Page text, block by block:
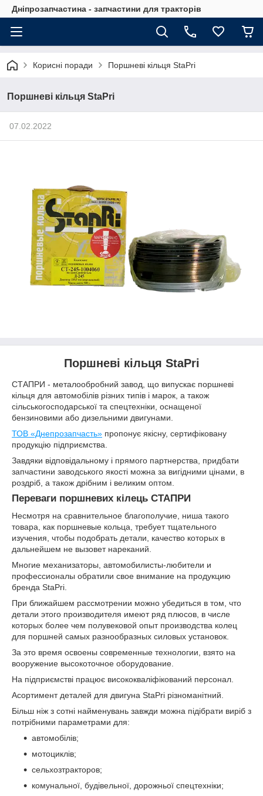
Дніпрозапчастина - запчастини для тракторів
Корисні поради Поршневі кільця StaPri
Поршневі кільця StaPri
07.02.2022
Поршневі кільця StaPri
СТАПРИ - металообробний завод, що випускає поршневі
кільця для автомобілів різних типів і марок, а також
сільськогосподарської та спецтехніки, оснащеної
бензиновими або дизельними двигунами.
ТОВ «Днепрозапчасть» пропонує якісну, сертифіковану
продукцію підприємства.
Завдяки відповідальному і прямого партнерства, придбати
запчастини заводського якості можна за вигідними цінами, в
роздріб, а також дрібним і великим оптом.
Переваги поршневих кілець СТАПРИ
Несмотря на сравнительное благополучие, ниша такого
товара, как поршневые кольца, требует тщательного
изучения, чтобы подобрать детали, качество которых в
дальнейшем не вызовет нареканий.
Многие механизаторы, автомобилисты-любители и
профессионалы обратили свое внимание на продукцию
бренда StaPri.
При ближайшем рассмотрении можно убедиться в том, что
детали этого производителя имеют ряд плюсов, в числе
которых более чем полувековой опыт производства колец
для поршней самых разнообразных силовых установок.
За это время освоены современные технологии, взято на
вооружение высокоточное оборудование.
На підприємстві працює висококваліфікований персонал.
Асортимент деталей для двигуна StaPri різноманітний.
Більш ніж з сотні найменувань завжди можна підібрати виріб з
потрібними параметрами для:
автомобілів;
мотоциклів;
сельхозтракторов;
комунальної, будівельної, дорожньої спецтехніки;